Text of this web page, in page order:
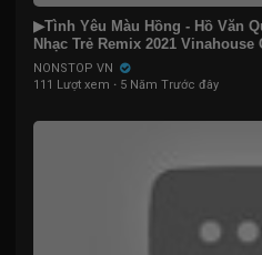
▶Tình Yêu Màu Hồng - Hồ Văn
Nhạc Trẻ Remix 2021 Vinahouse
NONSTOP VN
111 Lượt xem · 5 Năm Trước đây